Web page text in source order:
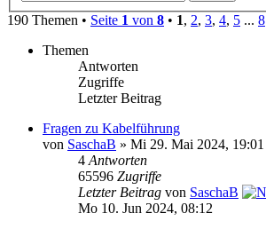
190 Themen • Seite 1 von 8 • 1, 2, 3, 4, 5 ... 8
Themen
Antworten
Zugriffe
Letzter Beitrag
Fragen zu Kabelführung
von SaschaB » Mi 29. Mai 2024, 19:01
4 Antworten
65596 Zugriffe
Letzter Beitrag von SaschaB
Mo 10. Jun 2024, 08:12